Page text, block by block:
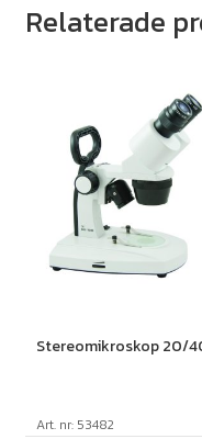
Relaterade
Stereomikroskop 20/
Art. nr: 53482